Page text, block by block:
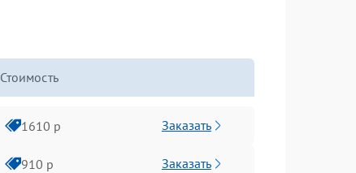
Стоимость
1610 р Заказать
910 р Заказать